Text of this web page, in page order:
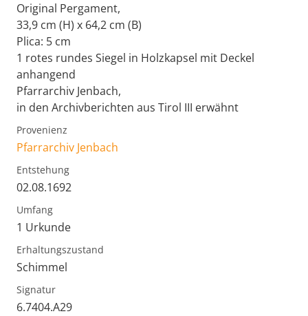
Original Pergament,
33,9 cm (H) x 64,2 cm (B)
Plica: 5 cm
1 rotes rundes Siegel in Holzkapsel mit Deckel
anhangend
Pfarrarchiv Jenbach,
in den Archivberichten aus Tirol III erwähnt
Provenienz
Pfarrarchiv Jenbach
Entstehung
02.08.1692
Umfang
1 Urkunde
Erhaltungszustand
Schimmel
Signatur
6.7404.A29